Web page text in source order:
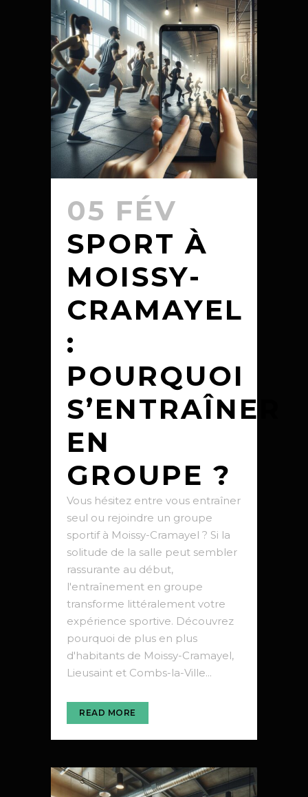
05 FÉV
SPORT À
MOISSY-
CRAMAYEL
:
POURQUOI
S’ENTRAÎNER
EN
GROUPE ?
Vous hésitez entre vous entraîner
seul ou rejoindre un groupe
sportif à Moissy-Cramayel ? Si la
solitude de la salle peut sembler
rassurante au début,
l'entraînement en groupe
transforme littéralement votre
expérience sportive. Découvrez
pourquoi de plus en plus
d'habitants de Moissy-Cramayel,
Lieusaint et Combs-la-Ville...
READ MORE